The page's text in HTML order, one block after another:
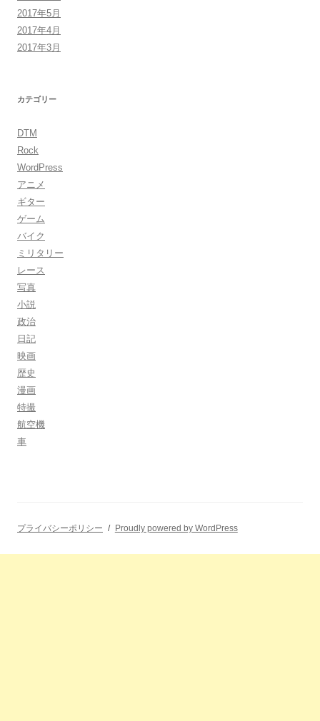
2017年5月
2017年4月
2017年3月
カテゴリー
DTM
Rock
WordPress
アニメ
ギター
ゲーム
バイク
ミリタリー
レース
写真
小説
政治
日記
映画
歴史
漫画
特撮
航空機
車
プライバシーポリシー Proudly powered by WordPress